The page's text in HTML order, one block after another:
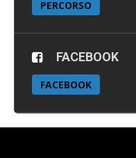
PERCORSO
FACEBOOK
FACEBOOK